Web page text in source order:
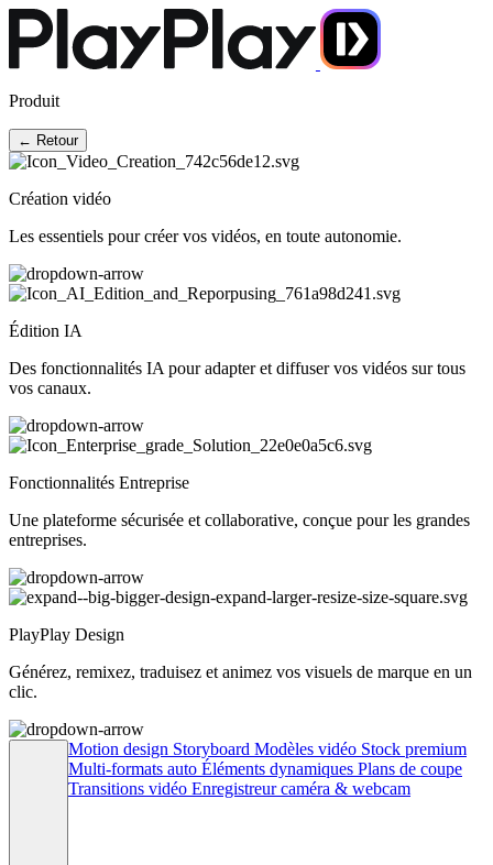
Produit
← Retour
Création vidéo
Les essentiels pour créer vos vidéos, en toute autonomie.
Édition IA
Des fonctionnalités IA pour adapter et diffuser vos vidéos sur tous
vos canaux.
Fonctionnalités Entreprise
Une plateforme sécurisée et collaborative, conçue pour les grandes
entreprises.
PlayPlay Design
Générez, remixez, traduisez et animez vos visuels de marque en un
clic.
Motion design Storyboard Modèles vidéo Stock premium
Multi-formats auto Éléments dynamiques Plans de coupe
Transitions vidéo Enregistreur caméra & webcam